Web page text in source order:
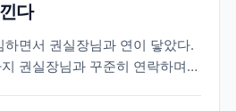
다
면서 권실장님과 연이 닿았다.
권실장님과 꾸준히 연락하며